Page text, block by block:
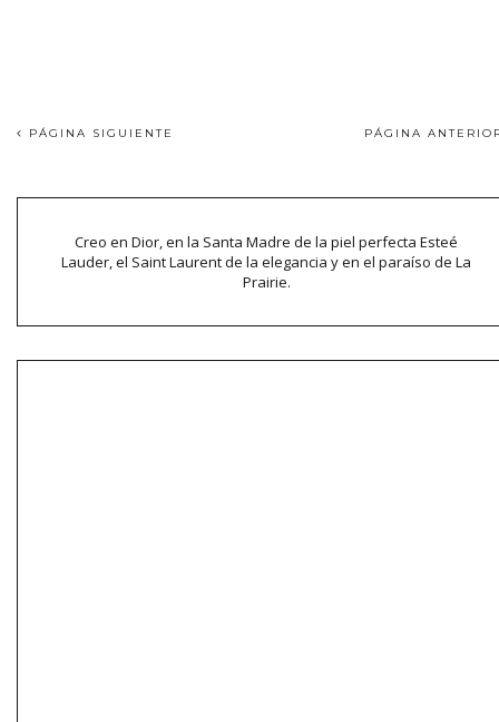
PÁGINA SIGUIENTE PÁGINA
Creo en Dior, en la Santa Madre de la piel perfecta Esteé
Lauder, el Saint Laurent de la elegancia y en el paraíso de La
Prairie.